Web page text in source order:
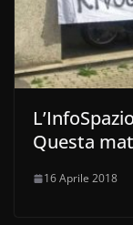
Questa
16 Aprile 2018